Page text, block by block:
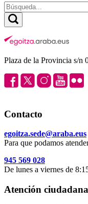
Plaza de la Provincia s/n
Contacto
egoitza.sede@araba.eus
Para que podamos
945 569 028
De lunes a viernes de
Atención ciudadana